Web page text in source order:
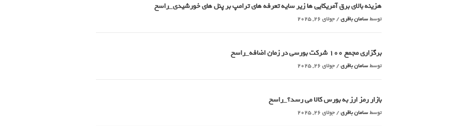
هزینه بالای برق آمریکایی ها زیر سایه تعرفه های ترامپ بر پنل های خورشیدی_راسخ
توسطسامان باقری/جولای 26, 2025
برگزاری مجمع 100 شرکت بورسی در زمان اضافه_راسخ
توسطسامان باقری/جولای 26, 2025
بازار رمز ارز به بورس کالا می رسد؟_راسخ
توسطسامان باقری/جولای 26, 2025